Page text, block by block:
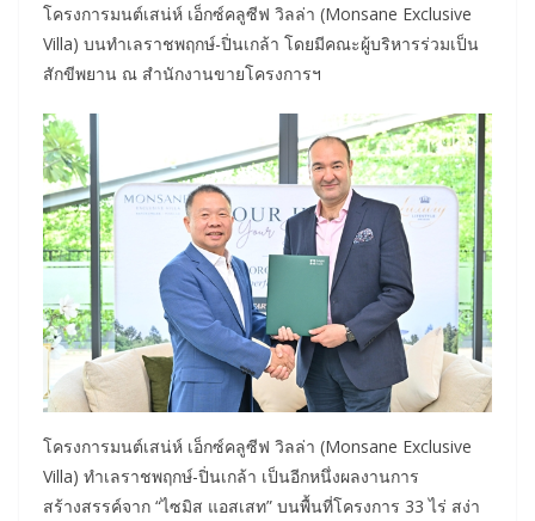
โครงการมนต์เสน่ห์ เอ็กซ์คลูซีฟ วิลล่า (Monsane Exclusive
Villa) บนทำเลราชพฤกษ์-ปิ่นเกล้า โดยมีคณะผู้บริหารร่วมเป็น
สักขีพยาน ณ สำนักงานขายโครงการฯ
โครงการมนต์เสน่ห์ เอ็กซ์คลูซีฟ วิลล่า (Monsane Exclusive
Villa) ทำเลราชพฤกษ์-ปิ่นเกล้า เป็นอีกหนึ่งผลงานการ
สร้างสรรค์จาก “ไซมิส แอสเสท” บนพื้นที่โครงการ 33 ไร่ สง่า